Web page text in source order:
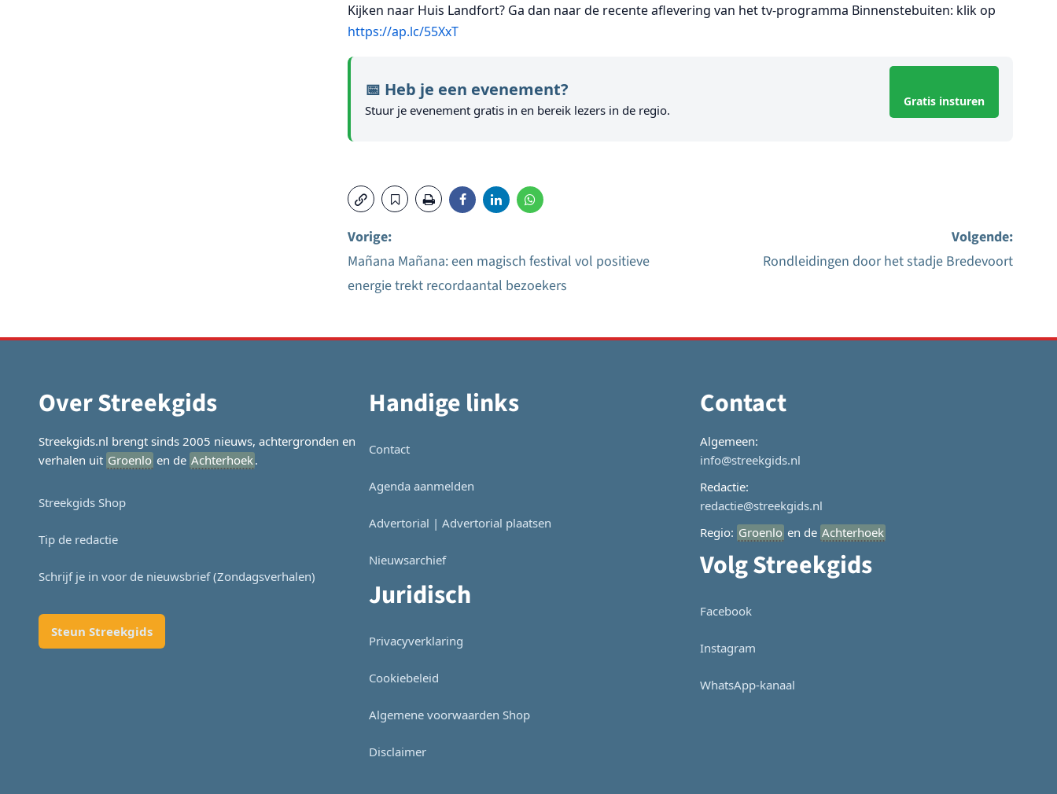
Kijken naar Huis Landfort? Ga dan naar de recente aflevering van het tv-programma Binnenstebuiten: klik op
https://ap.lc/55XxT
📅 Heb je een evenement?
Stuur je evenement gratis in en bereik lezers in de regio.
Gratis insturen
Bericht
Vorige:
Mañana Mañana: een magisch festival vol positieve
energie trekt recordaantal bezoekers
Volgende:
Rondleidingen door het stadje Bredevoort
Over Streekgids
Streekgids.nl brengt sinds 2005 nieuws, achtergronden en
verhalen uit Groenlo en de Achterhoek.
Streekgids Shop
Tip de redactie
Schrijf je in voor de nieuwsbrief (Zondagsverhalen)
Steun Streekgids
Handige links
Contact
Agenda aanmelden
Advertorial | Advertorial plaatsen
Nieuwsarchief
Juridisch
Privacyverklaring
Cookiebeleid
Algemene voorwaarden Shop
Disclaimer
Contact
Algemeen:
info@streekgids.nl
Redactie:
redactie@streekgids.nl
Regio: Groenlo en de Achterhoek
Volg Streekgids
Facebook
Instagram
WhatsApp-kanaal